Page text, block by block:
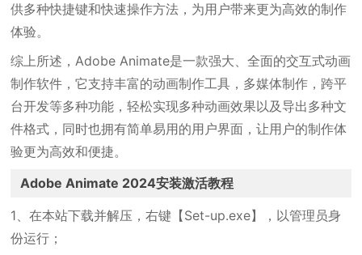
供多种快捷键和快速操作方法，为用户带来更为高效的制作
体验。
综上所述，Adobe Animate是一款强大、全面的交互式动画
制作软件，它支持丰富的动画制作工具，多媒体制作，跨平
台开发等多种功能，轻松实现多种动画效果以及导出多种文
件格式，同时也拥有简单易用的用户界面，让用户的制作体
验更为高效和便捷。
Adobe Animate 2024安装激活教程
1、在本站下载并解压，右键【Set-up.exe】，以管理员身
份运行；